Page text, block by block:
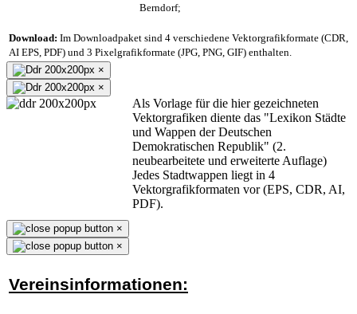
Berndorf;
Download: Im Downloadpaket sind 4 verschiedene Vektorgrafikformate (CDR,
AI EPS, PDF) und 3 Pixelgrafikformate (JPG, PNG, GIF) enthalten.
×
×
Als Vorlage für die hier gezeichneten
Vektorgrafiken diente das "Lexikon Städte
und Wappen der Deutschen
Demokratischen Republik" (2.
neubearbeitete und erweiterte Auflage)
Jedes Stadtwappen liegt in 4
Vektorgrafikformaten vor (EPS, CDR, AI,
PDF).
×
×
Vereinsinformationen: